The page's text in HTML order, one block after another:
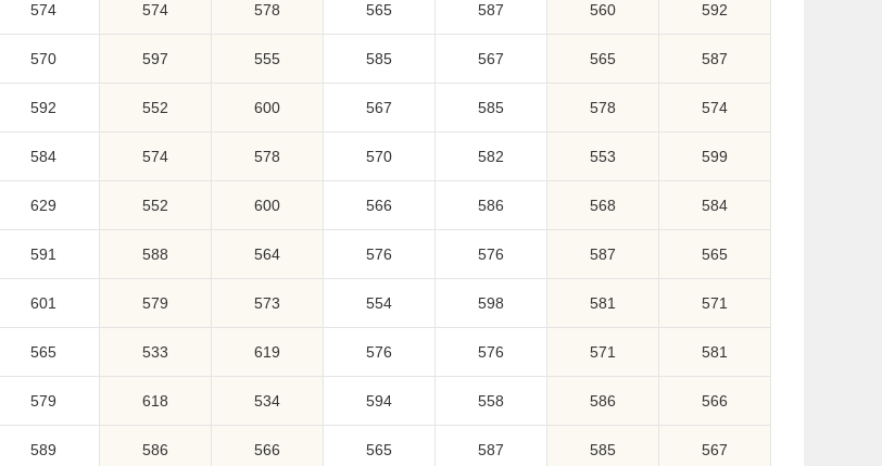
574 574 578 565 587 560 592
570 597 555 585 567 565 587
592 552 600 567 585 578 574
584 574 578 570 582 553 599
629 552 600 566 586 568 584
591 588 564 576 576 587 565
601 579 573 554 598 581 571
565 533 619 576 576 571 581
579 618 534 594 558 586 566
589 586 566 565 587 585 567